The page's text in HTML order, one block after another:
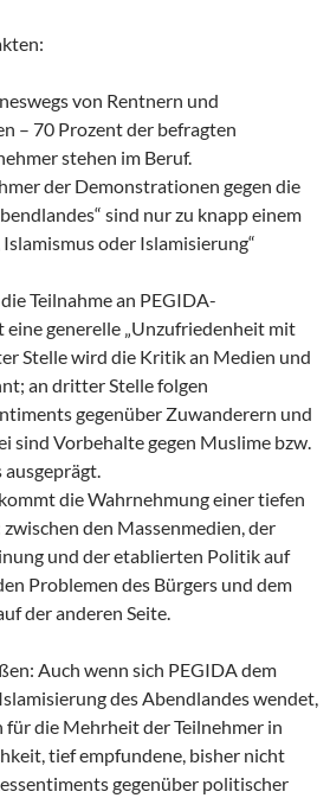
von Rentnern und
– 70 Prozent der befragten
stehen im Beruf.
der Demonstrationen gegen die
sind nur zu knapp einem
oder Islamisierung“
Teilnahme an PEGIDA-
generelle „Unzufriedenheit mit
Stelle wird die Kritik an Medien und
an dritter Stelle folgen
gegenüber Zuwanderern und
sind Vorbehalte gegen Muslime bzw.
ausgeprägt.
die Wahrnehmung einer tiefen
den Massenmedien, der
und der etablierten Politik auf
Problemen des Bürgers und dem
der anderen Seite.
Auch wenn sich PEGIDA dem
des Abendlandes wendet,
für die Mehrheit der Teilnehmer in
tief empfundene, bisher nicht
gegenüber politischer